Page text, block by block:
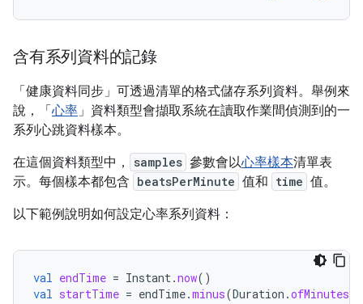
含有系列資料的記錄
「健康資料同步」可透過清單的格式儲存系列資料。舉例來
說，「 心率」資料類型會擷取系統在讀取作業間偵測到的一
系列心跳資料樣本。
在這個資料類型中，
samples 參數會以心率樣本清單表
示。每個樣本都包含 beatsPerMinute 值和 time 值。
以下範例說明如何設定心率系列資料：
val endTime = Instant.now()
val startTime = endTime.minus(Duration .ofMinutes